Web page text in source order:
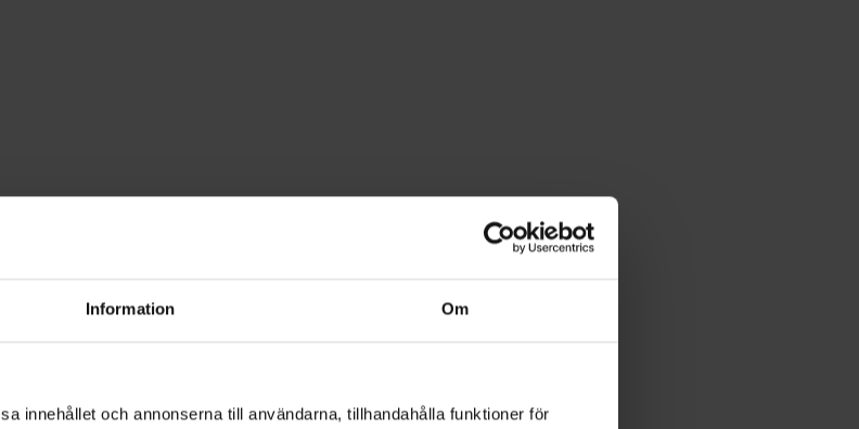
Information Om
innehållet och annonserna till användarna, tillhandahålla funktioner för
tillbehör